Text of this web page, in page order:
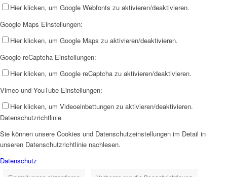
Hier klicken, um Google Webfonts zu aktivieren/deaktivieren.
Google Maps Einstellungen:
Hier klicken, um Google Maps zu aktivieren/deaktivieren.
Google reCaptcha Einstellungen:
Hier klicken, um Google reCaptcha zu aktivieren/deaktivieren.
Vimeo und YouTube Einstellungen:
Hier klicken, um Videoeinbettungen zu aktivieren/deaktivieren.
Datenschutzrichtlinie
Sie können unsere Cookies und Datenschutzeinstellungen im Detail in
unseren Datenschutzrichtlinie nachlesen.
Datenschutz